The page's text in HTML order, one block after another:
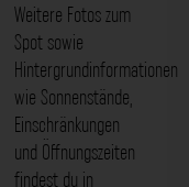
Weitere Fotos zum
Spot sowie
Hintergrundinformationen
wie Sonnenstände,
Einschränkungen
und Öffnungszeiten
findest du in